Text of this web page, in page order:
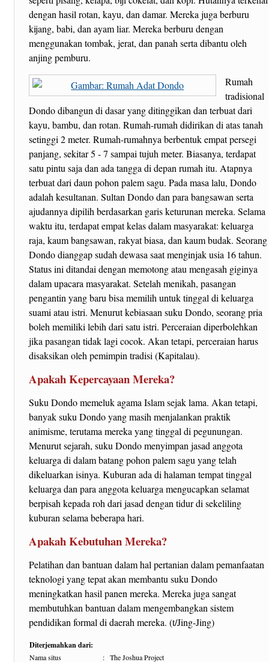
dengan hasil rotan, kayu, dan damar. Mereka juga berburu
kijang, babi, dan ayam liar. Mereka berburu dengan
menggunakan tombak, jerat, dan panah serta dibantu oleh
anjing pemburu.
Rumah
tradisional
Dondo dibangun di dasar yang ditinggikan dan terbuat dari
kayu, bambu, dan rotan. Rumah-rumah didirikan di atas tanah
setinggi 2 meter. Rumah-rumahnya berbentuk empat persegi
panjang, sekitar 5 - 7 sampai tujuh meter. Biasanya, terdapat
satu pintu saja dan ada tangga di depan rumah itu. Atapnya
terbuat dari daun pohon palem sagu. Pada masa lalu, Dondo
adalah kesultanan. Sultan Dondo dan para bangsawan serta
ajudannya dipilih berdasarkan garis keturunan mereka. Selama
waktu itu, terdapat empat kelas dalam masyarakat: keluarga
raja, kaum bangsawan, rakyat biasa, dan kaum budak. Seorang
Dondo dianggap sudah dewasa saat menginjak usia 16 tahun.
Status ini ditandai dengan memotong atau mengasah giginya
dalam upacara masyarakat. Setelah menikah, pasangan
pengantin yang baru bisa memilih untuk tinggal di keluarga
suami atau istri. Menurut kebiasaan suku Dondo, seorang pria
boleh memiliki lebih dari satu istri. Perceraian diperbolehkan
jika pasangan tidak lagi cocok. Akan tetapi, perceraian harus
disaksikan oleh pemimpin tradisi (Kapitalau).
Apakah Kepercayaan Mereka?
Suku Dondo memeluk agama Islam sejak lama. Akan tetapi,
banyak suku Dondo yang masih menjalankan praktik
animisme, terutama mereka yang tinggal di pegunungan.
Menurut sejarah, suku Dondo menyimpan jasad anggota
keluarga di dalam batang pohon palem sagu yang telah
dikeluarkan isinya. Kuburan ada di halaman tempat tinggal
keluarga dan para anggota keluarga mengucapkan selamat
berpisah kepada roh dari jasad dengan tidur di sekeliling
kuburan selama beberapa hari.
Apakah Kebutuhan Mereka?
Pelatihan dan bantuan dalam hal pertanian dalam pemanfaatan
teknologi yang tepat akan membantu suku Dondo
meningkatkan hasil panen mereka. Mereka juga sangat
membutuhkan bantuan dalam mengembangkan sistem
pendidikan formal di daerah mereka. (t/Jing-Jing)
Diterjemahkan dari:
Nama situs : The Joshua Project